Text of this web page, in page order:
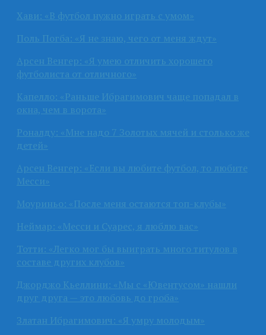
Хави: «В футбол нужно играть с умом»
Поль Погба: «Я не знаю, чего от меня ждут»
Арсен Венгер: «Я умею отличить хорошего
футболиста от отличного»
Капелло: «Раньше Ибрагимович чаще попадал в
окна, чем в ворота»
Роналду: «Мне надо 7 Золотых мячей и столько же
детей»
Арсен Венгер: «Если вы любите футбол, то любите
Месси»
Моуриньо: «После меня остаются топ-клубы»
Неймар: «Месси и Суарес, я люблю вас»
Тотти: «Легко мог бы выиграть много титулов в
составе других клубов»
Джорджо Кьеллини: «Мы с «Ювентусом» нашли
друг друга — это любовь до гроба»
Златан Ибрагимович: «Я умру молодым»